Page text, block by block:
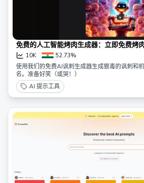
免费的人工智能烤肉生成器：立即免费烤
10K 52.73%
使用我们的免费AI讽刺生成器生成狠毒的讽刺和
名。准备好笑（或哭！）
AI 提示工具